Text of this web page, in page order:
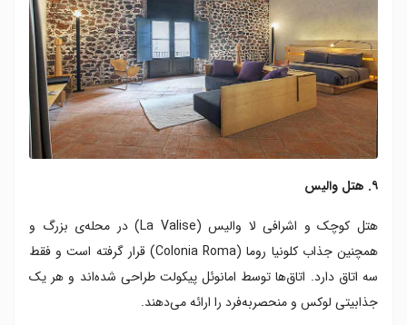
۹. هتل والیس
هتل کوچک و اشرافی لا والیس (La Valise) در محله‌ی بزرگ و
همچنین جذاب کلونیا روما (Colonia Roma) قرار گرفته است و فقط
سه اتاق دارد. اتاق‌ها توسط امانوئل پیکولت طراحی شده‌اند و هر یک
جذابیتی لوکس و منحصربه‌فرد را ارائه می‌دهند.